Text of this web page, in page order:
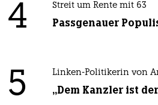
4 Streit um Rente mit 63
Passgenauer
5 Linken-Politikerin von
„Dem Kanzler ist